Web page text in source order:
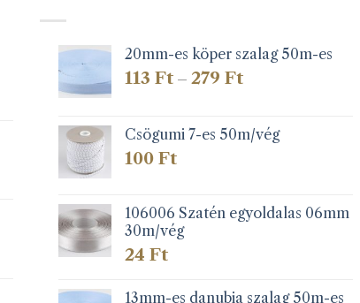
20mm-es köper szalag 50m-es
113Ft – 279FtÁrtartomány:
279 Ft
Csögumi 7-es 50m/vég
100Ft
106006 Szatén egyoldalas 06mm
30m/vég
24Ft
13mm-es danubia szalag 50m-es